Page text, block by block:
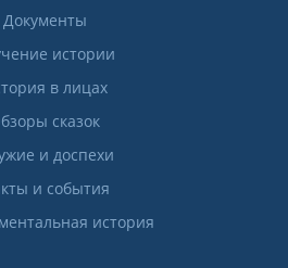
Документы
истории
в лицах
сказок
и доспехи
и события
история